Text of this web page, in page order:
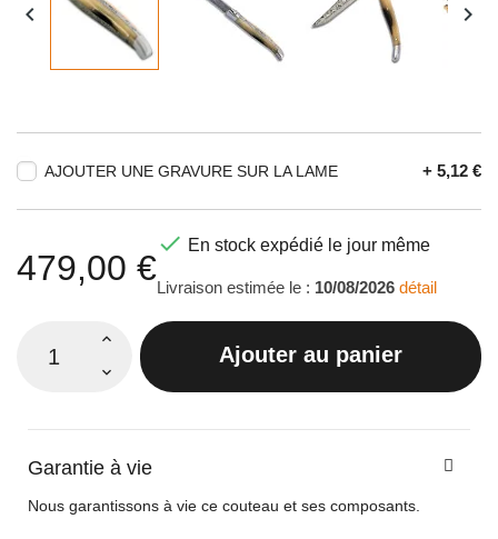
 
AJOUTER UNE GRAVURE SUR LA LAME + 5,12 €
479,00 €
 En stock expédié le jour même
Livraison estimée le : 10/08/2026 détail
Ajouter au panier
Garantie à vie
Nous garantissons à vie ce couteau et ses composants.